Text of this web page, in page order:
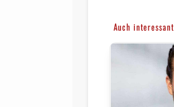
Auch interessant